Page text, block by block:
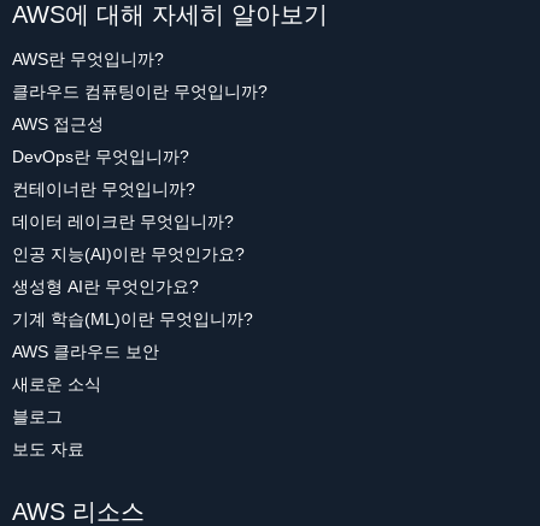
AWS에 대해 자세히 알아보기
AWS란 무엇입니까?
클라우드 컴퓨팅이란 무엇입니까?
AWS 접근성
DevOps란 무엇입니까?
컨테이너란 무엇입니까?
데이터 레이크란 무엇입니까?
인공 지능(AI)이란 무엇인가요?
생성형 AI란 무엇인가요?
기계 학습(ML)이란 무엇입니까?
AWS 클라우드 보안
새로운 소식
블로그
보도 자료
AWS 리소스